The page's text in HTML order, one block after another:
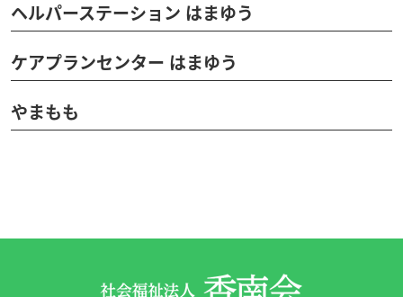
ヘルパーステーション はまゆう
ケアプランセンター はまゆう
やまもも